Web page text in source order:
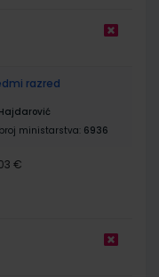
razred
ministarstva: 6936
€